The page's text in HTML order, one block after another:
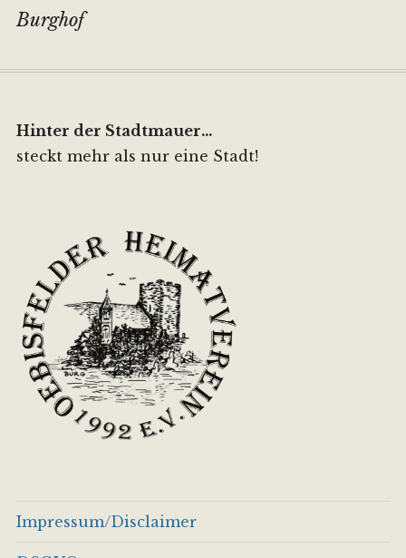
Burghof
Hinter der Stadtmauer...
steckt mehr als nur eine Stadt!
Impressum/Disclaimer